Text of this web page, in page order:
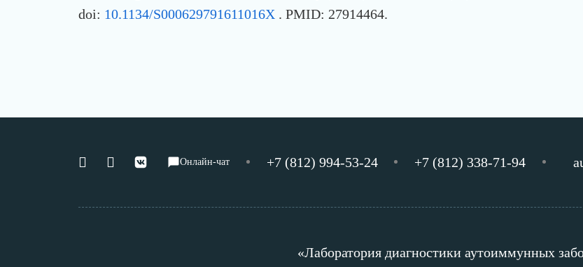
doi: 10.1134/S000629791611016X . PMID: 27914464.
Онлайн-чат +7 (812) 994-53-24 +7 (812) 338-71-94
«Лаборатория диагностики аутоиммунных